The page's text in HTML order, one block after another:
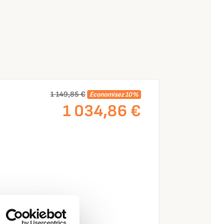
1 149,85 € Économisez 10%
1 034,86 €